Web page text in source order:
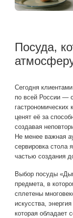
Посуда,
Сегодня
по всей России —
ценят её за
создавая
Не менее важная
сервировка стола
частью создания
Выбор посуды
предмета, в
сплетены
искусства,
которая обладает